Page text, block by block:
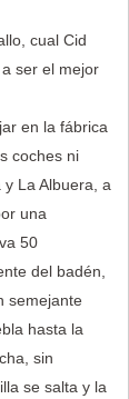
cual Cid
ser el mejor
en la fábrica
coches ni
La Albuera, a
una
50
del badén,
semejante
hasta la
sin
se salta y la